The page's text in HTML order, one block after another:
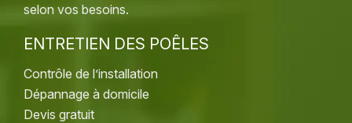
selon vos besoins.
ENTRETIEN DES POÊLES
Contrôle de l’installation
Dépannage à domicile
Devis gratuit